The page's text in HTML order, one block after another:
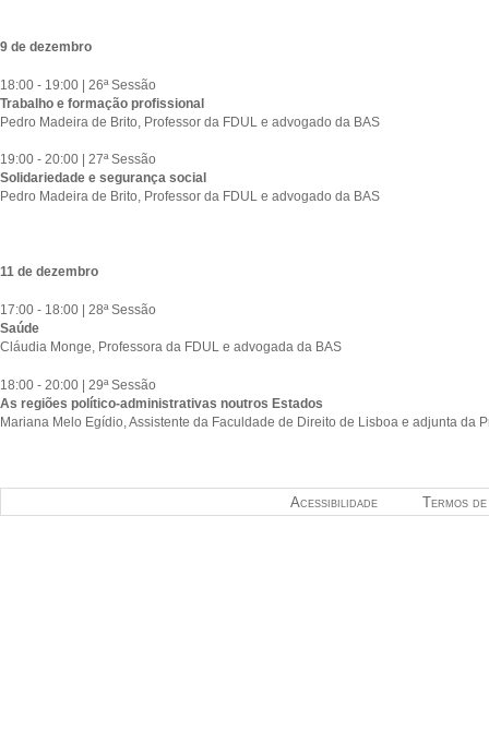
9 de dezembro
18:00 - 19:00 | 26ª Sessão
Trabalho e formação profissional
Pedro Madeira de Brito, Professor da FDUL e advogado da BAS
19:00 - 20:00 | 27ª Sessão
Solidariedade e segurança social
Pedro Madeira de Brito, Professor da FDUL e advogado da BAS
11 de dezembro
17:00 - 18:00 | 28ª Sessão
Saúde
Cláudia Monge, Professora da FDUL e advogada da BAS
18:00 - 20:00 | 29ª Sessão
As regiões político-administrativas noutros Estados
Mariana Melo Egídio, Assistente da Faculdade de Direito de Lisboa e adjunta da
Termos
Acessibilidade